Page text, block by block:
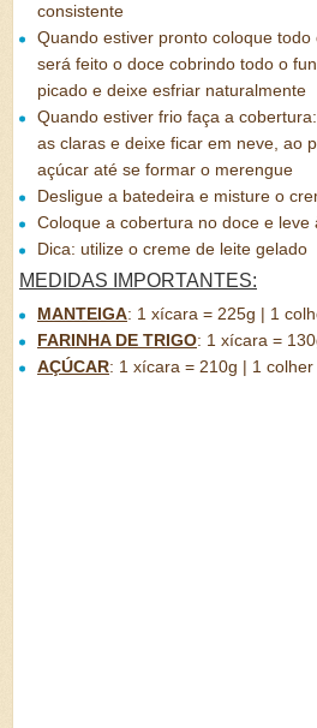
consistente
Quando estiver pronto coloque
será feito o doce cobrindo todo o
picado e deixe esfriar naturalmente
Quando estiver frio faça a
as claras e deixe ficar em neve, ao
açúcar até se formar o merengue
Desligue a batedeira e misture o
Coloque a cobertura no doce e
Dica: utilize o creme de leite gelado
MEDIDAS IMPORTANTES:
MANTEIGA: 1 xícara = 225g | 1
FARINHA DE TRIGO: 1 xícara =
AÇÚCAR: 1 xícara = 210g | 1